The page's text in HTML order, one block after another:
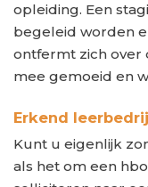
opleiding. Een
begeleid worden
ontfermt zich over
mee gemoeid en
Erkend
Kunt u eigenlijk
als het om een